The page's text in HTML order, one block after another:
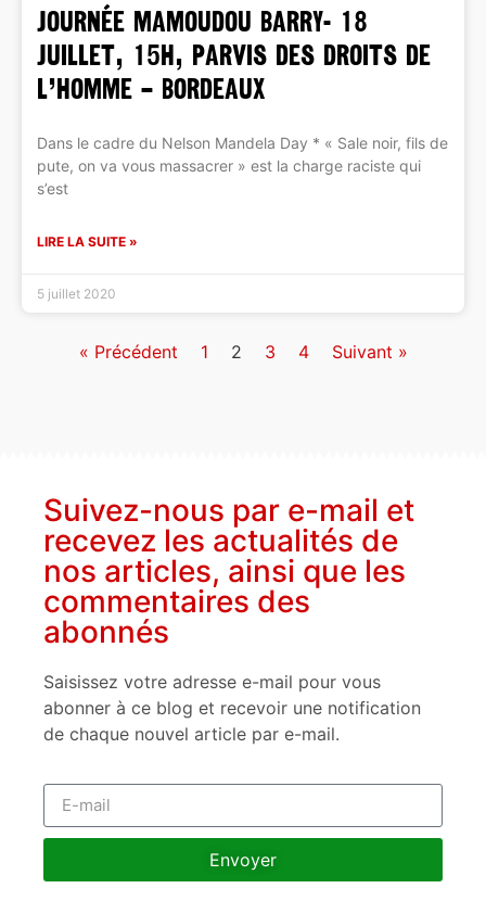
JOURNÉE MAMOUDOU BARRY- 18
juillet, 15h, Parvis des droits de
l’homme – Bordeaux
Dans le cadre du Nelson Mandela Day * « Sale noir, fils de
pute, on va vous massacrer » est la charge raciste qui
s’est
LIRE LA SUITE »
5 juillet 2020
« Précédent 1 2 3 4 Suivant »
Suivez-nous par e-mail et
recevez les actualités de
nos articles, ainsi que les
commentaires des
abonnés
Saisissez votre adresse e-mail pour vous
abonner à ce blog et recevoir une notification
de chaque nouvel article par e-mail.
Envoyer